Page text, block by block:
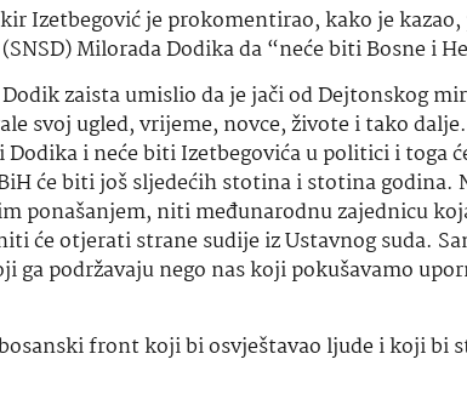
Izetbegović je prokomentirao, kako je
Milorada Dodika da “neće biti Bosne i
zaista umislio da je jači od Dejtonskog
svoj ugled, vrijeme, novce, živote i tako dalje.
i neće biti Izetbegovića u politici i toga
će biti još sljedećih stotina i stotina godina.
ponašanjem, niti međunarodnu zajednicu
će otjerati strane sudije iz Ustavnog suda.
ga podržavaju nego nas koji pokušavamo
front koji bi osvještavao ljude i koji bi